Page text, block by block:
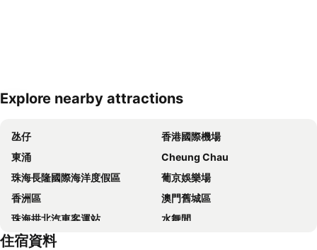
展開地圖
Explore nearby attractions
氹仔
香港國際機場
東涌
Cheung Chau
珠海長隆國際海洋度假區
葡京娛樂場
香洲區
澳門舊城區
珠海拱北汽車客運站
水舞間
大三巴牌坊
住宿資料